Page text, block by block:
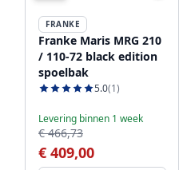
FRANKE
Franke Maris MRG 210
/ 110-72 black edition
spoelbak
5.0(1)
Levering binnen 1 week
€ 466,73
€ 409,00